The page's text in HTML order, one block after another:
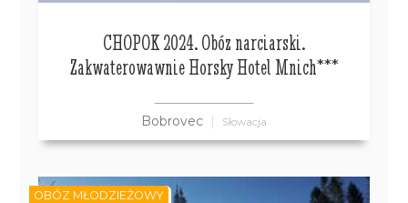
CHOPOK 2024. Obóz narciarski.
Zakwaterowawnie Horsky Hotel Mnich***
Bobrovec Słowacja
OBÓZ MŁODZIEŻOWY